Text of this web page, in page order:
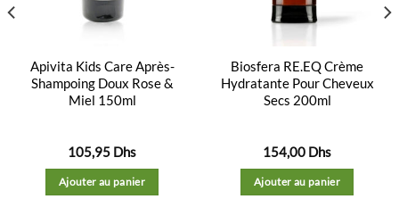
Apivita Kids Care Après-
Shampoing Doux Rose &
Miel 150ml
105,95 Dhs
Ajouter au panier
Biosfera RE.EQ Crème
Hydratante Pour Cheveux
Secs 200ml
154,00 Dhs
Ajouter au panier